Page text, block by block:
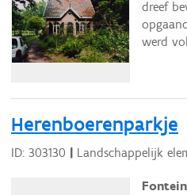
dreef
werd
Herenboerenparkje
ID: 303130 | Landschappelijk